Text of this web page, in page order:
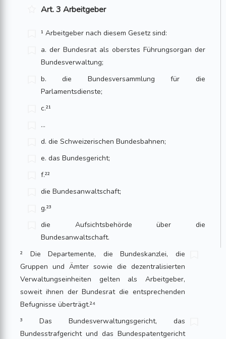
Art. 3 Arbeitgeber
¹ Arbeitgeber nach diesem Gesetz sind:
a. der Bundesrat als oberstes Führungsorgan der
Bundesverwaltung;
b. die Bundesversammlung für die
Parlamentsdienste;
c.²¹
…
d. die Schweizerischen Bundesbahnen;
e. das Bundesgericht;
f.²²
die Bundesanwaltschaft;
g.²³
die Aufsichtsbehörde über die
Bundesanwaltschaft.
² Die Departemente, die Bundeskanzlei, die
Gruppen und Ämter sowie die dezentralisierten
Verwaltungseinheiten gelten als Arbeitgeber,
soweit ihnen der Bundesrat die entsprechenden
Befugnisse überträgt.²⁴
³ Das Bundesverwaltungsgericht, das
Bundesstrafgericht und das Bundespatentgericht